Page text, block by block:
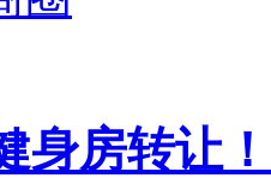
身房转让